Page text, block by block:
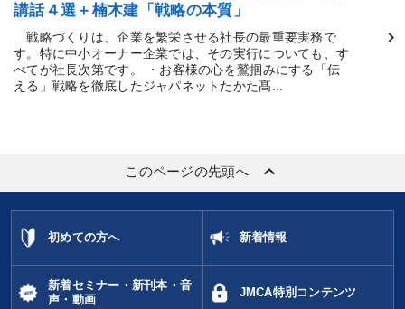
講話４選＋楠木建「戦略の本質」
戦略づくりは、企業を繁栄させる社長の最重要実務で
す。特に中小オーナー企業では、その実行についても、す
べてが社長次第です。 ・お客様の心を鷲掴みにする「伝
える」戦略を徹底したジャパネットたかた髙...
このページの先頭へ keyboard_arrow_up
初めての方へ 新着情報
新着セミナー・新刊本・音
声・動画
JMCA特別コンテンツ